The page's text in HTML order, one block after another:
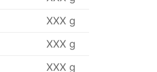
XXX g
XXX g
XXX g